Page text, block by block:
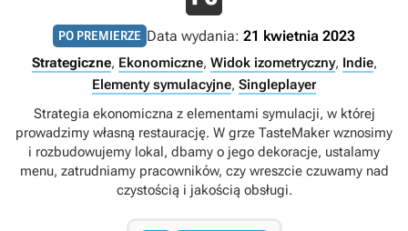
PO PREMIERZE Data wydania: 21 kwietnia 2023
Strategiczne, Ekonomiczne, Widok izometryczny, Indie,
Elementy symulacyjne, Singleplayer
Strategia ekonomiczna z elementami symulacji, w której
prowadzimy własną restaurację. W grze TasteMaker wznosimy
i rozbudowujemy lokal, dbamy o jego dekoracje, ustalamy
menu, zatrudniamy pracowników, czy wreszcie czuwamy nad
czystością i jakością obsługi.